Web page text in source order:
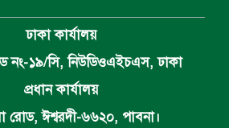
ঢাকা কার্যালয়
নং-১৯/সি, নিউডিওএইচএস, ঢাকা
প্রধান কার্যালয়
রোড, ঈশ্বরদী-৬৬২০, পাবনা।